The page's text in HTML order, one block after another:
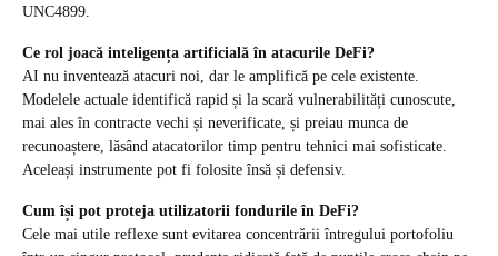
UNC4899.
Ce rol joacă inteligența artificială în atacurile DeFi?
AI nu inventează atacuri noi, dar le amplifică pe cele existente.
Modelele actuale identifică rapid și la scară vulnerabilități cunoscute,
mai ales în contracte vechi și neverificate, și preiau munca de
recunoaștere, lăsând atacatorilor timp pentru tehnici mai sofisticate.
Aceleași instrumente pot fi folosite însă și defensiv.
Cum își pot proteja utilizatorii fondurile în DeFi?
Cele mai utile reflexe sunt evitarea concentrării întregului portofoliu